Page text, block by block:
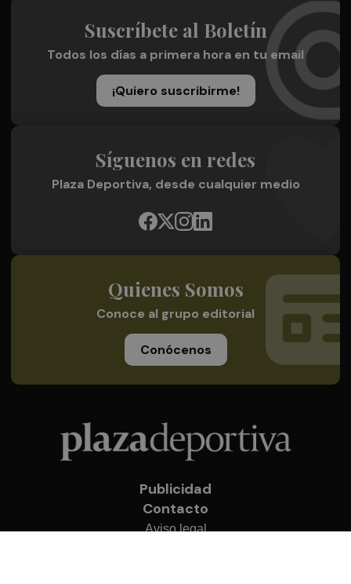
Suscríbete al Boletín
Todos los días a primera hora en tu email
¡Quiero suscribirme!
Síguenos en redes
Plaza Deportiva, desde cualquier medio
Quienes Somos
Conoce al grupo editorial
Conócenos
Publicidad
Contacto
Aviso legal